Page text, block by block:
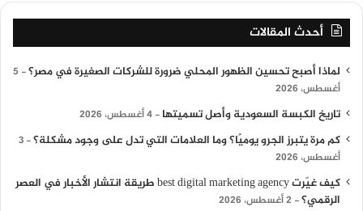
أحدث المقالات
لماذا أصبح تحسين الظهور المحلي ضرورة للشركات الصغيرة في مصر؟
5
أغسطس، 2026
تاريخ الكبسة السعودية وأصل تسميتها 4 أغسطس، 2026
كم مرة يتبرز الجرو يوميًا؟ وما العلامات التي تدل على وجود مشكلة؟ 3
أغسطس، 2026
كيف غيّرت best digital marketing agency طريقة انتشار الأخبار في العصر
الرقمي؟ 2 أغسطس، 2026